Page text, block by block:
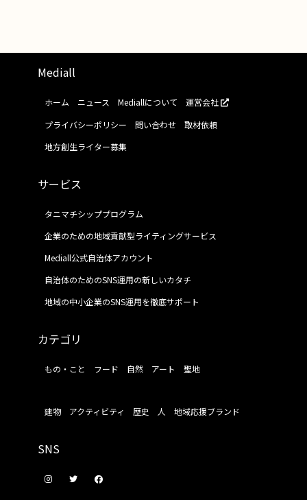
Mediall
ホーム ニュース Mediallについて
運営会社
プライバシーポリシー
問い合わせ
取材依頼
地方創生ライター募集
サービス
タニマチシッププログラム
企業のための地域貢献型ライティングサービス
Mediall公式自治体アカウント
自治体のためのSNS運用の新しいカタチ
地域の中小企業のSNS運用を徹底サポート
カテゴリ
もの・こと フード 自然 アート 聖地
建物 アクティビティ 歴史 人 地域応援ブランド
SNS